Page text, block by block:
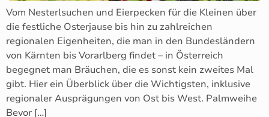
Vom Nesterlsuchen und Eierpecken für die Kleinen über
die festliche Osterjause bis hin zu zahlreichen
regionalen Eigenheiten, die man in den Bundesländern
von Kärnten bis Vorarlberg findet – in Österreich
begegnet man Bräuchen, die es sonst kein zweites Mal
gibt. Hier ein Überblick über die Wichtigsten, inklusive
regionaler Ausprägungen von Ost bis West. Palmweihe
Bevor […]